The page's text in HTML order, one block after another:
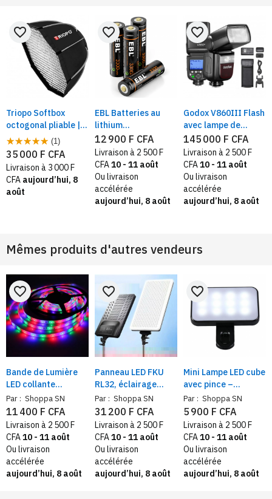
Triopo Softbox
octogonal pliable |
Transportable avec
monture bowens
(1)
favorite_border
35 000 F CFA
Livraison à 3 000 F
CFA aujourd’hui, 8
août
EBL Batteries au
lithium
rechargeables par
USB, Lot de 4 piles
AA au longue durée
de 3 300 mWh, 1.5 V
avec câble de
charge
favorite_border
12 900 F CFA
Livraison à 2 500 F
CFA10 - 11 août
Ou livraison
accélérée
aujourd’hui, 8 août
Godox V860III Flash
avec lampe de
modélisation,
Battérie Li-ion, 2.4G
TTL, Speedlight HSS
1/800
favorite_border
145 000 F CFA
Livraison à 2 500 F
CFA10 - 11 août
Ou livraison
accélérée
aujourd’hui, 8 août
Mêmes produits d'autres vendeurs
Bande de Lumière
LED collante
étanche colorée |
Télécommande, 5
mètres
Par : Shoppa SN
favorite_border
11 400 F CFA
Livraison à 2 500 F
CFA10 - 11 août
Ou livraison
accélérée
aujourd’hui, 8 août
Panneau LED FKU
RL32, éclairage
continue
professionnel –
température
variable 2700K-
7500K, lumière
photo et vidéo
Par : Shoppa SN
favorite_border
31 200 F CFA
Livraison à 2 500 F
CFA10 - 11 août
Ou livraison
accélérée
aujourd’hui, 8 août
Mini Lampe LED cube
avec pince –
Éclairage parfait
pour photos et
vidéos
Par : Shoppa SN
favorite_border
5 900 F CFA
Livraison à 2 500 F
CFA10 - 11 août
Ou livraison
accélérée
aujourd’hui, 8 août